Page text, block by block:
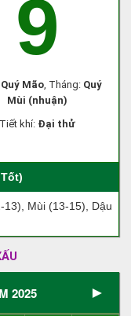
9
Quý Mão, Tháng: Quý
Mùi (nhuận)
Tiết khí: Đại thử
Mùi (13-15), Dậu
2025 ►